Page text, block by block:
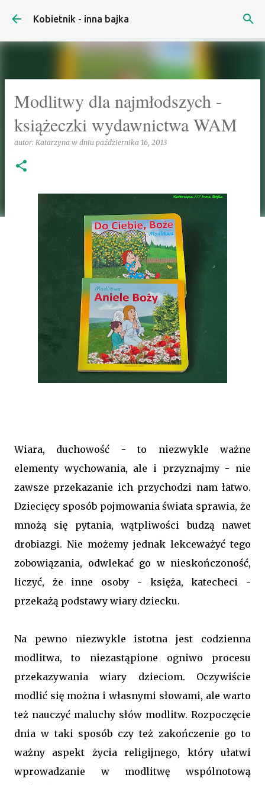
Przejdź do głównej zawartości
Kobietnik - inna bajka
Modlitwy dla najmłodszych -
książeczki wydawnictwa WAM
autor: Katarzyna w dniu października 16, 2013
Wiara, duchowość - to niezwykle ważne
elementy wychowania, ale i przyznajmy - nie
zawsze przekazanie ich przychodzi nam łatwo.
Dziecięcy sposób pojmowania świata sprawia, że
mnożą się pytania, wątpliwości budzą nawet
drobiazgi. Nie możemy jednak lekceważyć tego
zobowiązania, odwlekać go w nieskończoność,
liczyć, że inne osoby - księża, katecheci -
przekażą podstawy wiary dziecku.
Na pewno niezwykle istotna jest codzienna
modlitwa, to niezastąpione ogniwo procesu
przekazywania wiary dzieciom. Oczywiście
modlić się można i własnymi słowami, ale warto
też nauczyć maluchy słów modlitw. Rozpoczęcie
dnia w taki sposób czy też zakończenie go to
ważny aspekt życia religijnego, który ułatwi
wprowadzanie w modlitwę wspólnotową